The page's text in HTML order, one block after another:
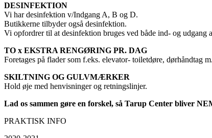
DESINFEKTION
Vi har desinfektion v/Indgang A, B og D.
Butikkerne tilbyder også desinfektion.
Vi opfordrer til at desinfektion bruges ved både ind- og udgang
TO x EKSTRA RENGØRING PR. DAG
Foretages på flader som f.eks. elevator- toiletdøre, dørhåndtag
SKILTNING OG GULVMÆRKER
Hold øje med henvisninger og retningslinjer.
Lad os sammen gøre en forskel, så Tarup Center bliver
PRAKTISK INFO